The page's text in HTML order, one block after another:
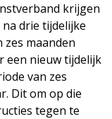
krijgen
drie tijdelijke
maanden
een nieuw tijdelijk
van zes
Dit om op die
tegen te